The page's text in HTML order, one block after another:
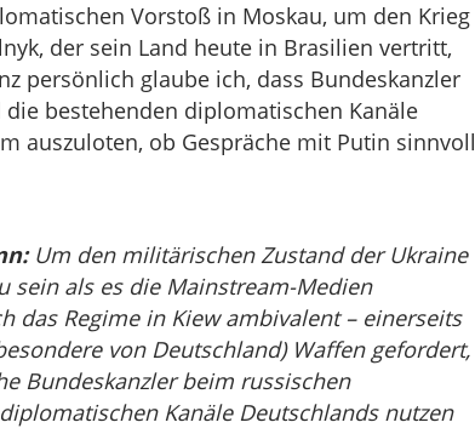
Vorstoß in Moskau, um den Krieg
der sein Land heute in Brasilien vertritt,
persönlich glaube ich, dass Bundeskanzler
bestehenden diplomatischen Kanäle
auszuloten, ob Gespräche mit Putin sinnvoll
Um den militärischen Zustand der Ukraine
sein als es die Mainstream-Medien
das Regime in Kiew ambivalent – einerseits
von Deutschland) Waffen gefordert,
Bundeskanzler beim russischen
Kanäle Deutschlands nutzen